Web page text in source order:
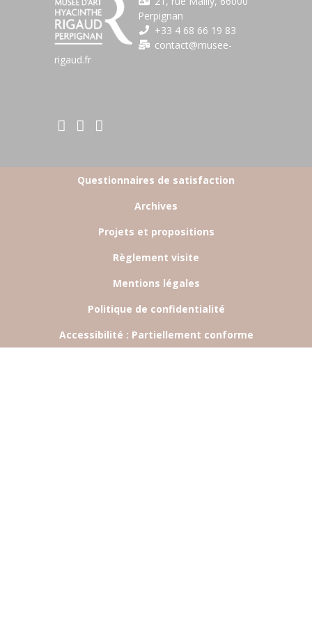
Perpignan
+33 4 68 66 19 83
contact@musee-
rigaud.fr
BOTTOM FOOTER MENU
Questionnaires de satisfaction
Archives
Projets et propositions
Règlement visite
Mentions légales
Politique de confidentialité
Accessibilité : Partiellement conforme